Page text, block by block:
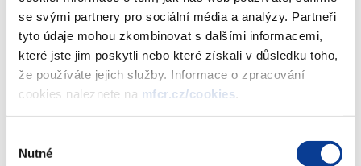
se svými partnery pro sociální média a analýzy. Partneři
tyto údaje mohou zkombinovat s dalšími informacemi,
které jste jim poskytli nebo které získali v důsledku toho,
že používáte jejich služby. Informace o zpracování
cookies naleznete na mfcr.cz/cookies
souhlasu
Nutné
tedy kontrolovala dluhopisy i v letech 2014 a 2015, ale v
podstatně v menším měřítku, protože tu nebyl takový tlak. Nebylo
to hodnoceno jako podezření z nějaké daňové optimalizace.
Počet případů narostl logicky v tomto období.
brněnskou radní pro cestovní ruch za ANO. Její manžel David
Rusňák je členem hnutí ANO a společně oba darovali hnutí